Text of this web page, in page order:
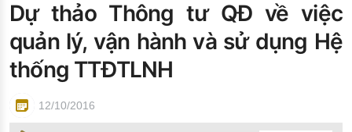
Đào tạo ISO
Dự thảo Thông tư QĐ về việc
quản lý, vận hành và sử dụng Hệ
thống TTĐTLNH
12/10/2016